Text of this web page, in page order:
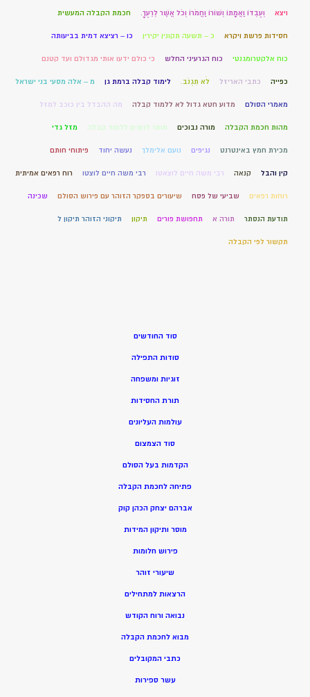
ויצא וְעַבְדּוֹ וַאֲמָתוֹ וְשׁוֹרוֹ וַחֲמֹרוֹ וְכֹל אֲשֶׁר לְרֵעֶךָ. חכמת הקבלה המעשית
חסידות פרשת ויקרא כ – תשעה תקונין יקירין כו – רציצא דמית בביעותה
כוח אלקטרומגנטי כוח הגרעיני החלש כי כולם ידעו אותי מגדולם ועד קטנם
כפייה כתבי האריזל לֹא תִגְנֹב. לימוד קבלה ברמת גן מ – אלה מסעי בני ישראל
מאמרי הסולם מדוע חטא גדול לא ללמוד קבלה מה ההבדל בין כוכב למזל
מהות חכמת הקבלה מורה נבוכים מותר לנשים ללמוד קבלה מזל גדי
מכירת חמץ באינטרנט נגיפים נועם אלימלך נעשה יחוד פיתוחי חותם
קין והבל קנאה רבי משה חיים לוצאטו רבי משה חיים לוצטו רוח רפאים אמיתית
רוחות רפאים שביעי של פסח שיעורים בספקר הזוהר עם פירוש הסולם שכינה
תודעת הנסתר תורה א תחפושת פורים תיקון תיקוני הזוהר תיקון ל
תקשור לפי הקבלה
סוד החודשים
סודות התפילה
זוגיות ומשפחה
תורת החסידות
עולמות העליונים
סוד הצמצום
הקדמות בעל הסולם
פתיחה לחכמת הקבלה
אברהם יצחק הכהן קוק
מוסר ותיקון המידות
פירוש חלומות
שיעורי זוהר
הרצאות למתחילים
נבואה ורוח הקודש
מבוא לחכמת הקבלה
כתבי המקובלים
עשר ספירות